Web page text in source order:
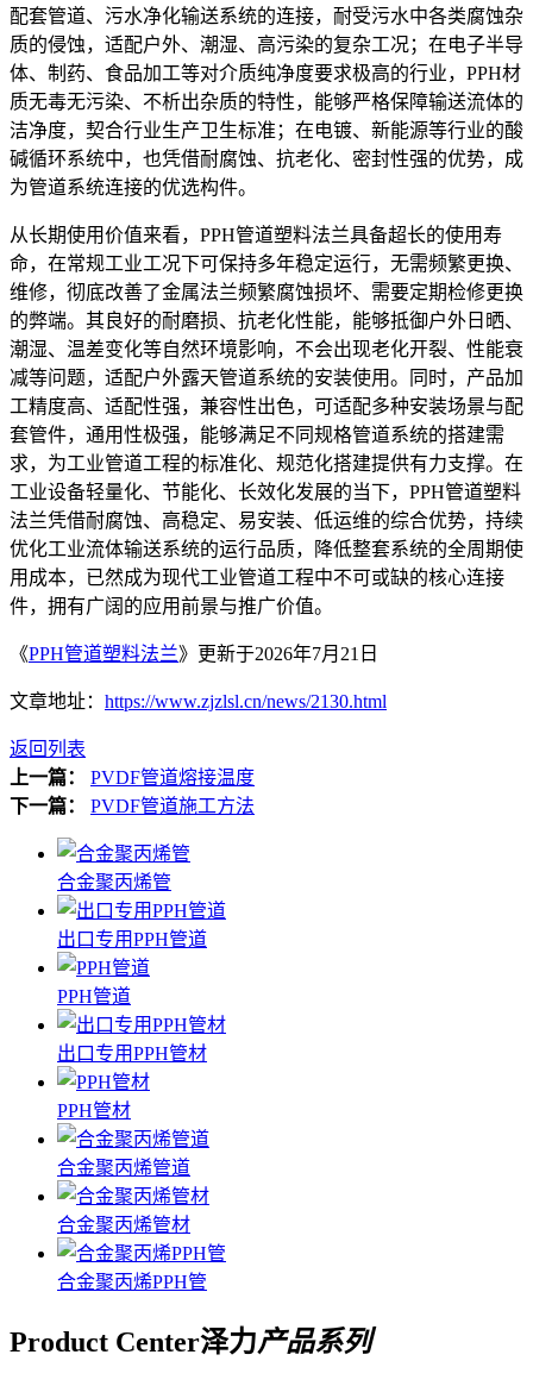
配套管道、污水净化输送系统的连接，耐受污水中各类腐蚀杂
质的侵蚀，适配户外、潮湿、高污染的复杂工况；在电子半导
体、制药、食品加工等对介质纯净度要求极高的行业，PPH材
质无毒无污染、不析出杂质的特性，能够严格保障输送流体的
洁净度，契合行业生产卫生标准；在电镀、新能源等行业的酸
碱循环系统中，也凭借耐腐蚀、抗老化、密封性强的优势，成
为管道系统连接的优选构件。
从长期使用价值来看，PPH管道塑料法兰具备超长的使用寿
命，在常规工业工况下可保持多年稳定运行，无需频繁更换、
维修，彻底改善了金属法兰频繁腐蚀损坏、需要定期检修更换
的弊端。其良好的耐磨损、抗老化性能，能够抵御户外日晒、
潮湿、温差变化等自然环境影响，不会出现老化开裂、性能衰
减等问题，适配户外露天管道系统的安装使用。同时，产品加
工精度高、适配性强，兼容性出色，可适配多种安装场景与配
套管件，通用性极强，能够满足不同规格管道系统的搭建需
求，为工业管道工程的标准化、规范化搭建提供有力支撑。在
工业设备轻量化、节能化、长效化发展的当下，PPH管道塑料
法兰凭借耐腐蚀、高稳定、易安装、低运维的综合优势，持续
优化工业流体输送系统的运行品质，降低整套系统的全周期使
用成本，已然成为现代工业管道工程中不可或缺的核心连接
件，拥有广阔的应用前景与推广价值。
《PPH管道塑料法兰》更新于2026年7月21日
文章地址： https://www.zjzlsl.cn/news/2130.html
返回列表
上一篇：
PVDF管道熔接温度
下一篇：
PVDF管道施工方法
合金聚丙烯管
出口专用PPH管道
PPH管道
出口专用PPH管材
PPH管材
合金聚丙烯管道
合金聚丙烯管材
合金聚丙烯PPH管
Product Center泽力产品系列